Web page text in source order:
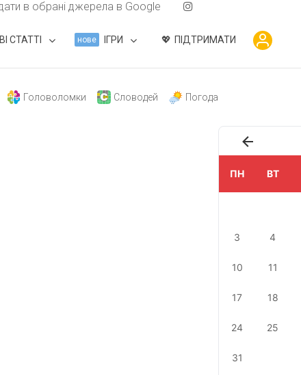
в обрані джерела в Google
СТАТТІ нове ІГРИ ПІДТРИМАТИ
Головоломки Словодей Погода
ПН ВТ
3 4
10 11
17 18
24 25
31